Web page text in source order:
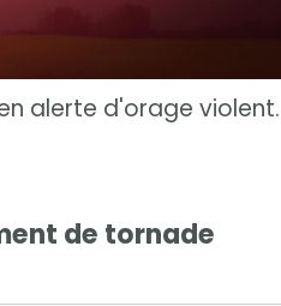
alerte d'orage violent.
de tornade